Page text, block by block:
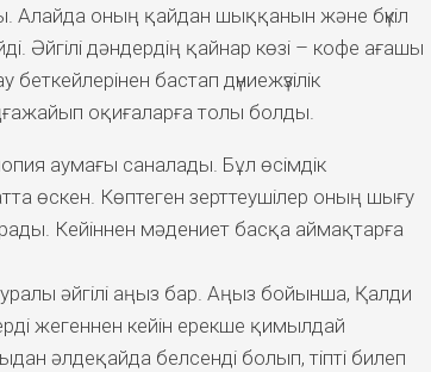
Алайда оның қайдан шыққанын және бүкіл
Әйгілі дәндердің қайнар көзі – кофе ағашы
бастап дүниежүзілік
оқиғаларға толы болды.
аумағы саналады. Бұл өсімдік
өскен. Көптеген зерттеушілер оның шығу
Кейіннен мәдениет басқа аймақтарға
әйгілі аңыз бар. Аңыз бойынша, Қалди
жегеннен кейін ерекше қимылдай
әлдеқайда белсенді болып, тіпті билеп